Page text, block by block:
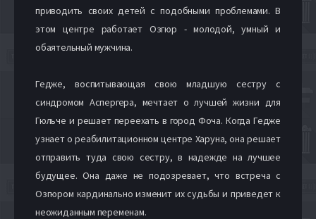
приводить своих детей с подобными проблемами. В
этом центре работает Озгюр - молодой, умный и
обаятельный мужчина.
Гедже, воспитывающая свою младшую сестру с
синдромом Аспергера, мечтает о лучшей жизни для
Гюльче и решает переехать в город Фоча. Когда Гедже
узнает о реабилитационном центре Харуна, она решает
отправить туда свою сестру, в надежде на лучшее
будущее. Она даже не подозревает, что встреча с
Озгюром кардинально изменит их судьбы и приведет к
неожиданным переменам.